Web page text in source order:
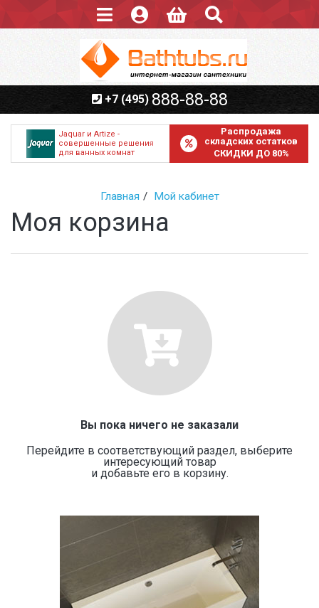
+7 (495) 888-88-88
Распродажа
складских остатков
СКИДКИ ДО 80%
Jaquar и Artize -
совершенные решения
для ванных комнат
Главная Мой кабинет
Моя корзина
Вы пока ничего не заказали
Перейдите в соответствующий раздел, выберите
интересующий товар
и добавьте его в корзину.